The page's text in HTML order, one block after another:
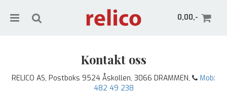
0,00,-
Kontakt oss
RELICO AS, Postboks 9524 Åskollen, 3066 DRAMMEN,
Mob:
482 49 238
Nullstill